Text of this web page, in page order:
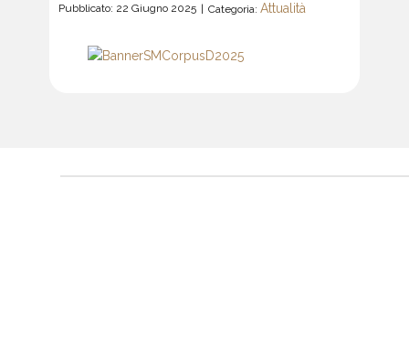
Pubblicato: 22 Giugno 2025 Categoria: Attualità